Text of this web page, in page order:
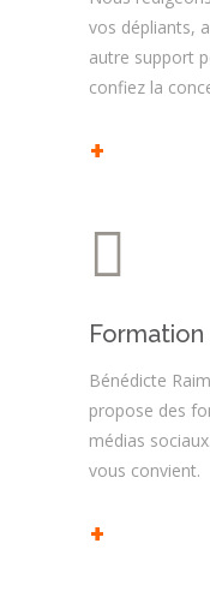
vos dépliants,
autre support
confiez la
+
Formation
Bénédicte
propose des
médias
vous convient.
+